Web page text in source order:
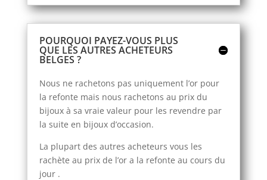
POURQUOI PAYEZ-VOUS PLUS
QUE LES AUTRES ACHETEURS
BELGES ?
Nous ne rachetons pas uniquement l’or pour
la refonte mais nous rachetons au prix du
bijoux à sa vraie valeur pour les revendre par
la suite en bijoux d’occasion.
La plupart des autres acheteurs vous les
rachète au prix de l’or a la refonte au cours du
jour .